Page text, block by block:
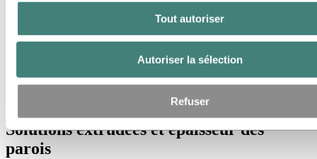
Tout autoriser
Autoriser la sélection
Refuser
Cabines
La gamme de produits comprend des systèmes de protection contre
l'encastrement à l'avant, des barres de toit, des profilés pour les
supports de tableaux de bord et les structures de portes, et même des
applications intérieures comme les cadres de lit et les tables.
Solutions extrudées et épaisseur des
parois